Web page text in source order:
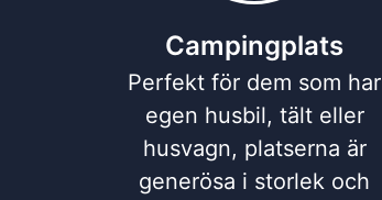
Campingplats
Perfekt för dem som har
egen husbil, tält eller
husvagn, platserna är
generösa i storlek och